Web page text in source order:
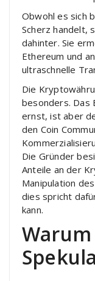
Obwohl es sich
Scherz handelt,
dahinter. Sie
Ethereum und
ultraschnelle
Die
besonders. Das
ernst, ist aber
den Coin
Die Gründer
Anteile an der
Manipulation
dies spricht
kann.